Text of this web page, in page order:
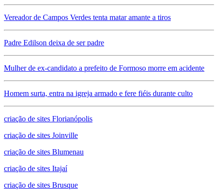
Vereador de Campos Verdes tenta matar amante a tiros
Padre Edilson deixa de ser padre
Mulher de ex-candidato a prefeito de Formoso morre em acidente
Homem surta, entra na igreja armado e fere fiéis durante culto
criação de sites Florianópolis
criação de sites Joinville
criação de sites Blumenau
criação de sites Itajaí
criação de sites Brusque